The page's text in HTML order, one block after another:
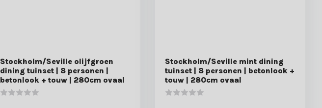
Stockholm/Seville olijfgroen
dining tuinset | 8 personen |
betonlook + touw | 280cm ovaal
Stockholm/Seville mint dining
tuinset | 8 personen | betonlook +
touw | 280cm ovaal